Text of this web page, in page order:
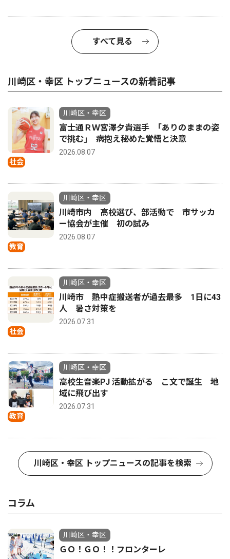
すべて見る
川崎区・幸区 トップニュースの新着記事
社会
川崎区・幸区
富士通ＲＷ宮澤夕貴選手 ｢ありのままの姿
で挑む｣ 病抱え秘めた覚悟と決意
2026.08.07
教育
川崎区・幸区
川崎市内 高校選び、部活動で 市サッカ
ー協会が主催 初の試み
2026.08.07
社会
川崎区・幸区
川崎市 熱中症搬送者が過去最多 1日に43
人 暑さ対策を
2026.07.31
教育
川崎区・幸区
高校生音楽PJ 活動拡がる こ文で誕生 地
域に飛び出す
2026.07.31
川崎区・幸区 トップニュースの記事を検索
コラム
川崎区・幸区
ＧＯ！ＧＯ！！フロンターレ